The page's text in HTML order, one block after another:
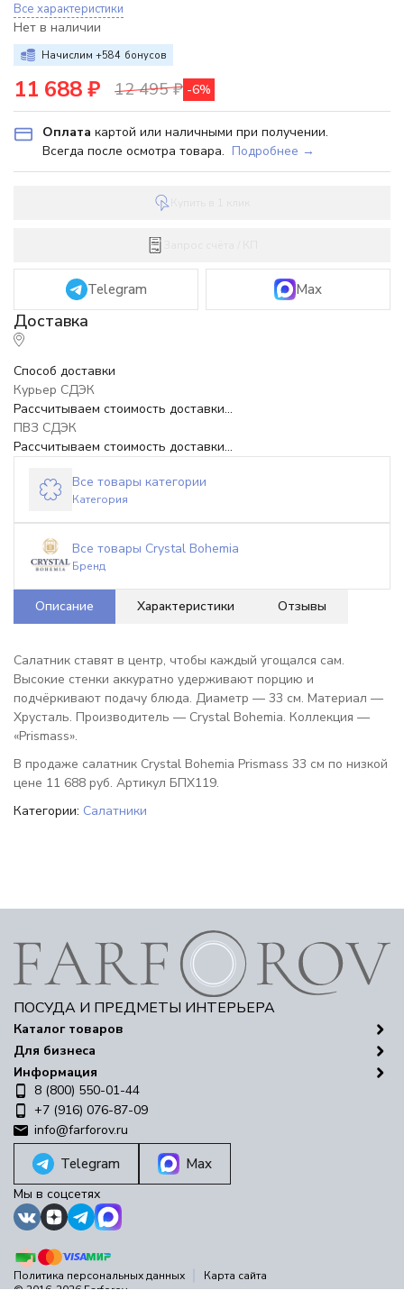
Все характеристики
Нет в наличии
Начислим +584 бонусов
11 688₽ 12 495₽ -6%
Оплата картой или наличными при получении.
Всегда после осмотра товара. Подробнее →
Telegram Max
Способ доставки
Курьер СДЭК
Рассчитываем стоимость доставки...
ПВЗ СДЭК
Рассчитываем стоимость доставки...
Все товары категории
Категория
Все товары Crystal Bohemia
Бренд
Описание Характеристики Отзывы
Салатник ставят в центр, чтобы каждый угощался сам.
Высокие стенки аккуратно удерживают порцию и
подчёркивают подачу блюда. Диаметр — 33 см. Материал —
Хрусталь. Производитель — Crystal Bohemia. Коллекция —
«Prismass».
В продаже салатник Crystal Bohemia Prismass 33 см по низкой
цене 11 688 руб. Артикул БПХ119.
Категории: Салатники
ПОСУДА И ПРЕДМЕТЫ ИНТЕРЬЕРА
Каталог товаров
Для бизнеса
Информация
8 (800) 550-01-44
+7 (916) 076-87-09
info@farforov.ru
Telegram Max
Мы в соцсетях
Политика персональных данных
Карта сайта